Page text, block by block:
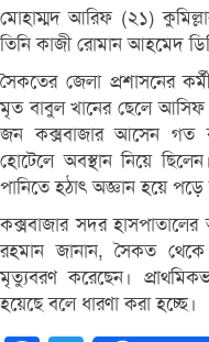
মোহাম্মদ আরিফ (২১)
তিনি কাজী রোমান আহমেদ
সৈকতের জেলা প্রশাসনের
মৃত বাবুল খানের ছেলে আসিফ
জন কক্সবাজার আসেন গত
হোটেলে অবস্থান নিয়ে
পানিতে হঠাৎ অজ্ঞান হয়ে পড়ে
কক্সবাজার সদর
রহমান জানান, সৈকত
মৃত্যুবরণ করেছেন।
হয়েছে বলে ধারণা করা হচ্ছে।